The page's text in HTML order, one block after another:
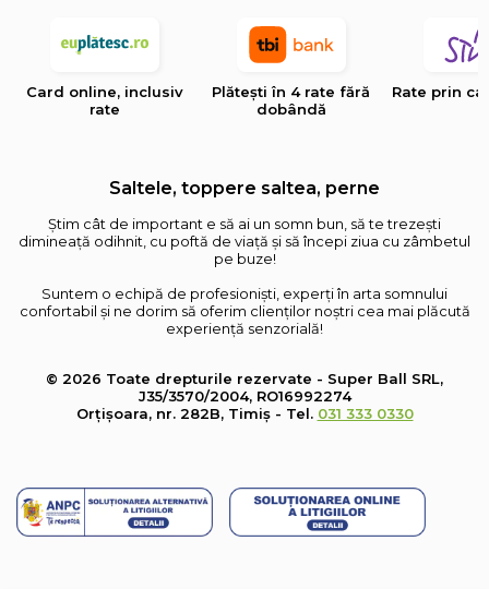
Card online, inclusiv
rate
Plătești în 4 rate fără
dobândă
Rate prin
Saltele, toppere saltea, perne
Știm cât de important e să ai un somn bun, să te trezești
dimineață odihnit, cu poftă de viață și să începi ziua cu zâmbetul
pe buze!
Suntem o echipă de profesioniști, experți în arta somnului
confortabil și ne dorim să oferim clienților noștri cea mai plăcută
experiență senzorială!
© 2026 Toate drepturile rezervate - Super Ball SRL,
J35/3570/2004, RO16992274
Orțișoara, nr. 282B, Timiș - Tel. 031 333 0330